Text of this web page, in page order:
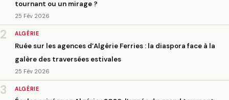
tournant ou un mirage ?
25 Fév 2026
2 ALGÉRIE
Ruée sur les agences d’Algérie Ferries : la diaspora face à la
galère des traversées estivales
25 Fév 2026
3 ALGÉRIE